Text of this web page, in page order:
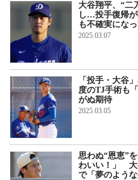
大谷翔平、“二
し…投手復帰
も不確実になっ
2025.03.07
「投手・大谷
度のTJ手術も
がぬ期待
2025.03.05
思わぬ“恩恵”
わいい！」 大
で「夢のよう